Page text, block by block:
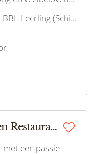
te stelen tijdensSchilder, Timmerman, BBL-Leerling (Schilder)
Schilder - Renovatie en Restauratie
met een passie